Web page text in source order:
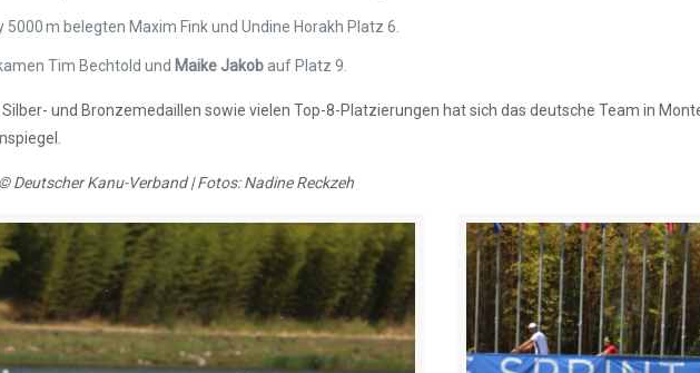
5000 m belegten Maxim Fink und Undine Horakh Platz 6.
Tim Bechtold und Maike Jakob auf Platz 9.
und Bronzemedaillen sowie vielen Top-8-Platzierungen hat sich das deutsche Team in
Deutscher Kanu-Verband | Fotos: Nadine Reckzeh